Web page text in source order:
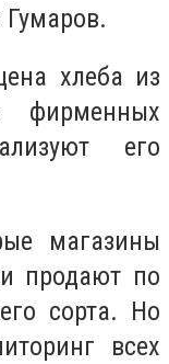
Гумаров.
хлеба из
фирменных
его
магазины
продают по
сорта. Но
всех